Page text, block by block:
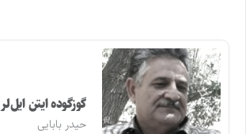
گوزگوده ایتن ایل‌لر
حیدر بابایی